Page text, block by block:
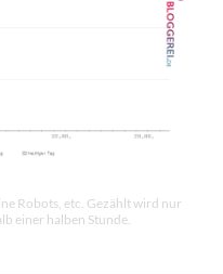
Robots, etc. Gezählt wird nur
einer halben Stunde.